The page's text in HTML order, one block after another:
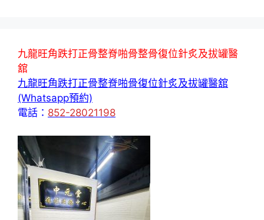
九龍旺角跌打正骨整脊啪骨整骨復位針炙及拔罐醫
舘
九龍旺角跌打正骨整脊啪骨復位針炙及拔罐醫舘
(Whatsapp預約)
電話： 852-28021198